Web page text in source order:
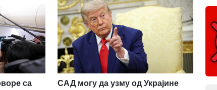
са
САД могу да узму од Украјине